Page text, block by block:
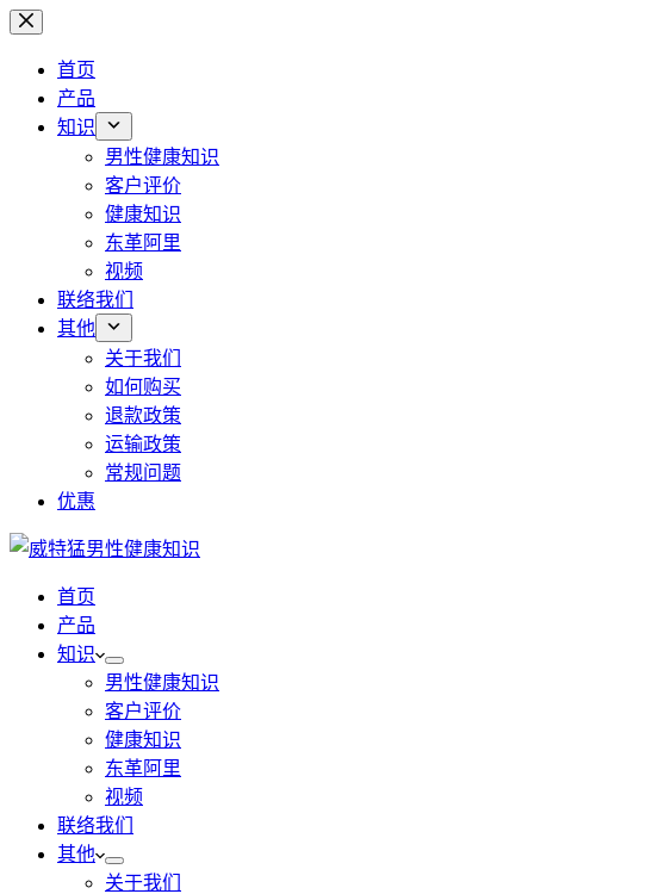
跳
首页
产品
知识
男性健康知识
客户评价
健康知识
东革阿里
视频
联络我们
其他
关于我们
如何购买
退款政策
运输政策
常规问题
优惠
首页
产品
知识
男性健康知识
客户评价
健康知识
东革阿里
视频
联络我们
其他
关于我们